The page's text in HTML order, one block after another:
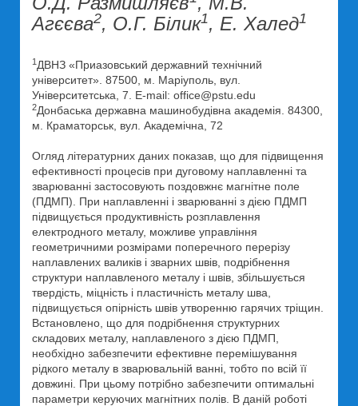
Агєєва2, О.Г. Білик1, Е. Халед1
1 ДВНЗ «Приазовський державний технічний
університет». 87500, м. Маріуполь, вул.
Університетська, 7. E-mail: office@pstu.edu
2Донбаська державна машинобудівна академія. 84300,
м. Краматорськ, вул. Академічна, 72
Огляд літературних даних показав, що для підвищення
ефективності процесів при дуговому наплавленні та
зварюванні застосовують поздовжнє магнітне поле
(ПДМП). При наплавленні і зварюванні з дією ПДМП
підвищується продуктивність розплавлення
електродного металу, можливе управління
геометричними розмірами поперечного перерізу
наплавлених валиків і зварних швів, подрібнення
структури наплавленого металу і швів, збільшується
твердість, міцність і пластичність металу шва,
підвищується опірність швів утворенню гарячих тріщин.
Встановлено, що для подрібнення структурних
складових металу, наплавленого з дією ПДМП,
необхідно забезпечити ефективне перемішування
рідкого металу в зварювальній ванні, тобто по всій її
довжині. При цьому потрібно забезпечити оптимальні
параметри керуючих магнітних полів. В даній роботі